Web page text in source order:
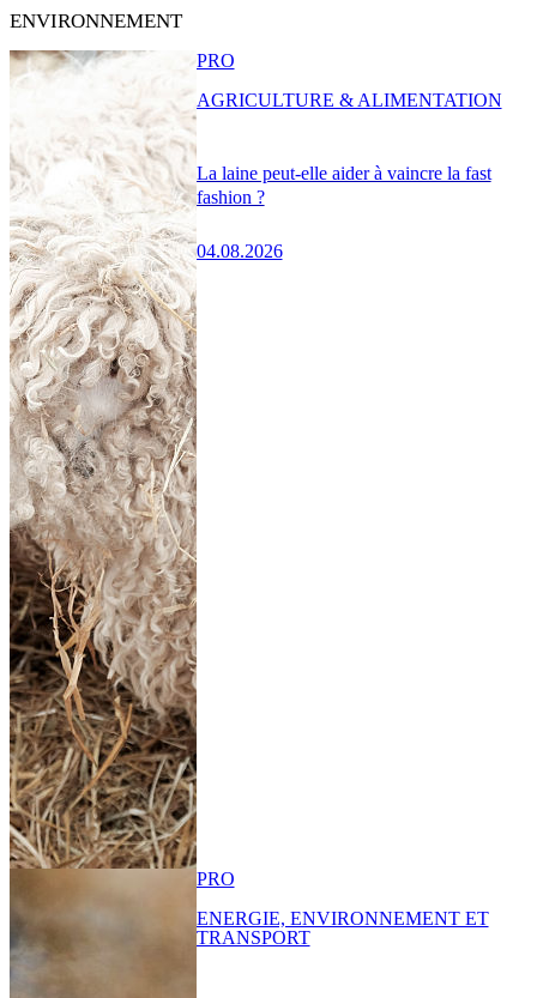
ENVIRONNEMENT
La laine peut-elle aider à vaincre la fast
fashion ?
04.08.2026
PRO
AGRICULTURE & ALIMENTATION
PRO
ENERGIE, ENVIRONNEMENT ET
TRANSPORT